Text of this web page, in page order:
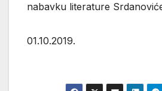
nabavku literature